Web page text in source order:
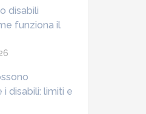
disabili
funziona il
disabili: limiti e